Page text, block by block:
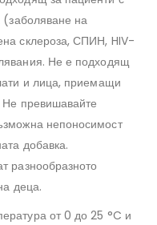
(заболяване на
склероза, СПИН, HIV-
Не е подходящ
и лица, приемащи
превишавайте
непоносимост
добавка.
разнообразното
деца.
от 0 до 25 °C и